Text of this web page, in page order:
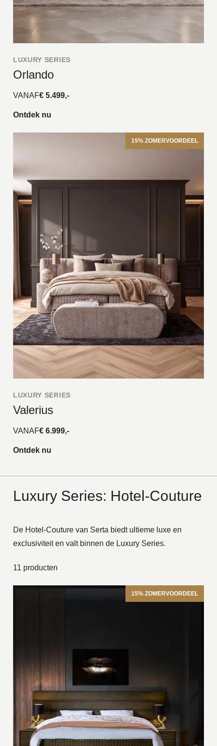
LUXURY SERIES
Orlando
VANAF€ 5.499,-
Ontdek nu
15% ZOMERVOORDEEL
LUXURY SERIES
Valerius
VANAF€ 6.999,-
Ontdek nu
Luxury Series: Hotel-Couture
De Hotel-Couture van Serta biedt ultieme luxe en
exclusiviteit en valt binnen de Luxury Series.
11 producten
15% ZOMERVOORDEEL